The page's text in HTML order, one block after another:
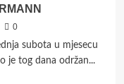
0
subota u mjesecu
je tog dana održan...